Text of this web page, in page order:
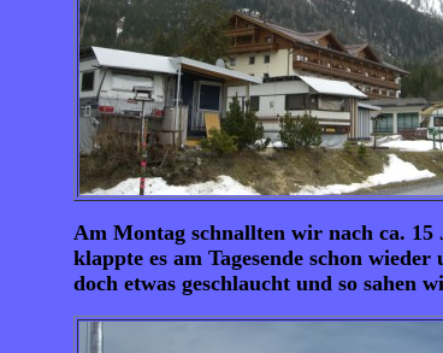
Am Montag schnallten wir nach ca. 15
klappte es am Tagesende schon
doch etwas geschlaucht und so sahen